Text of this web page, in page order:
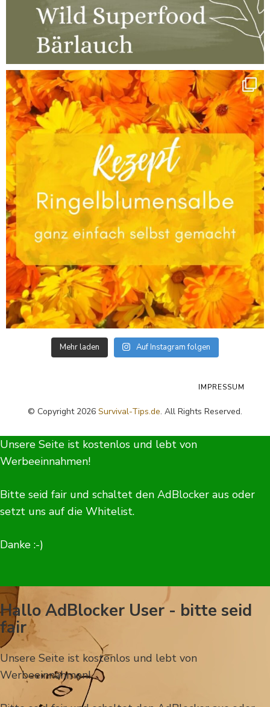
Mehr laden Auf Instagram folgen
© Copyright 2026 Survival-Tips.de. All Rights Reserved.
IMPRESSUM
Unsere Seite ist kostenlos und lebt von
Werbeeinnahmen!
Bitte seid fair und schaltet den AdBlocker aus oder
setzt uns auf die Whitelist.
Danke :-)
Hallo AdBlocker User - bitte seid
fair
Unsere Seite ist kostenlos und lebt von
Werbeeinnahmen!